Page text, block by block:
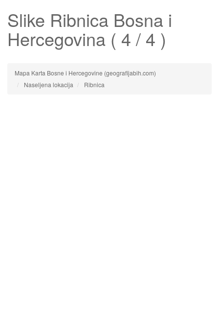
Slike Ribnica Bosna i
Hercegovina ( 4 / 4 )
Mapa Karta Bosne i Hercegovine (geografijabih.com)
Naseljena lokacija
Ribnica